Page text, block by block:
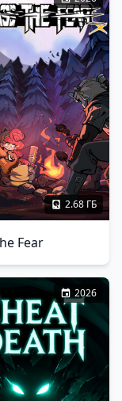
2.68 ГБ
Fear
2026